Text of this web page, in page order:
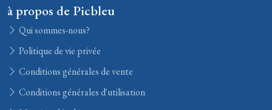
à propos de Picbleu
Qui sommes-nous?
Politique de vie privée
Conditions générales de vente
Conditions générales d'utilisation